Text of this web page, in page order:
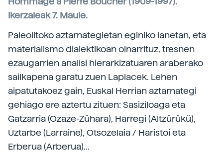
Ikerzaleak 7. Maule.
Paleolitoko aztarnategietan eginiko lanetan, eta
materialismo dialektikoan oinarrituz, tresnen
ezaugarrien analisi hierarkizatuaren araberako
sailkapena garatu zuen Laplacek. Lehen
aipatutakoez gain, Euskal Herrian aztarnategi
gehiago ere aztertu zituen: Sasiziloaga eta
Gatzarria (Ozaze-Zühara), Harregi (Altzürükü),
Üztarbe (Larraine), Otsozelaia / Haristoi eta
Erberua (Arberua)...